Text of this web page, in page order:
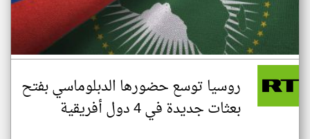
روسيا توسع حضورها الدبلوماسي بفتح
بعثات جديدة في 4 دول أفريقية